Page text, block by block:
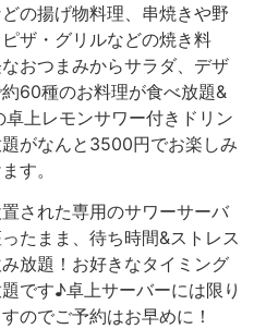
の揚げ物料理、串焼きや野
ザ・グリルなどの焼き料
おつまみからサラダ、デザ
60種のお料理が食べ放題&
上レモンサワー付きドリン
がなんと3500円でお楽しみ
す。
された専用のサワーサーバ
たまま、待ち時間&ストレス
放題！お好きなタイミング
です♪卓上サーバーには限り
のでご予約はお早めに！